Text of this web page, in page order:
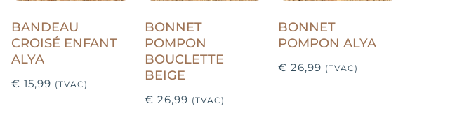
BANDEAU
CROISÉ ENFANT
ALYA
€ 15,99 (TVAC)
BONNET
POMPON
BOUCLETTE
BEIGE
€ 26,99 (TVAC)
BONNET
POMPON ALYA
€ 26,99 (TVAC)